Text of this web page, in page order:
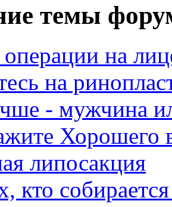
темы
на
на
- мужчина
Хорошего
липосакция
кто